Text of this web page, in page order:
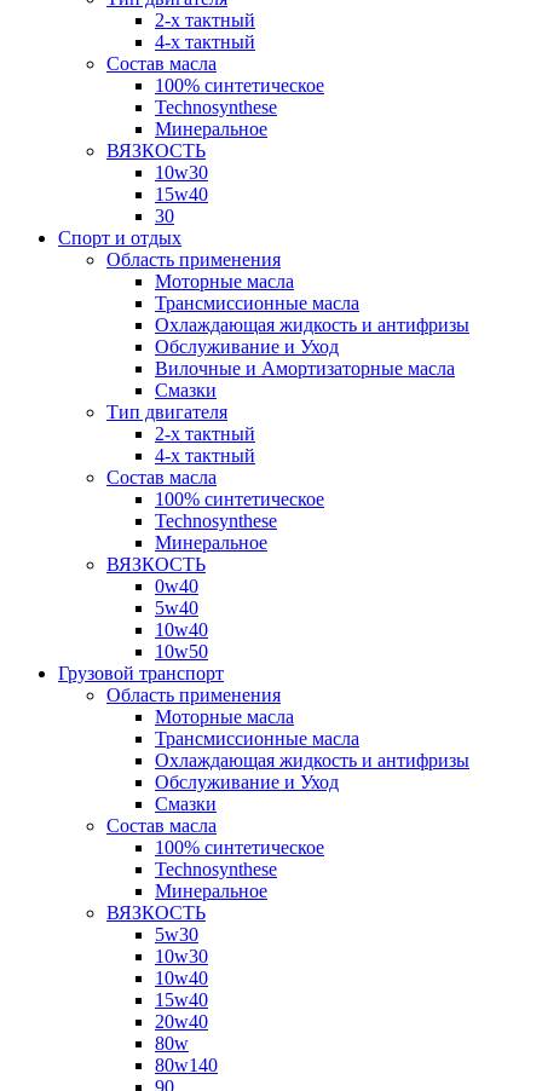
2-х тактный
4-х тактный
Состав масла
100% синтетическое
Technosynthese
Минеральное
ВЯЗКОСТЬ
10w30
15w40
30
Спорт и отдых
Область применения
Моторные масла
Трансмиссионные масла
Охлаждающая жидкость и антифризы
Обслуживание и Уход
Вилочные и Амортизаторные масла
Смазки
Тип двигателя
2-х тактный
4-х тактный
Состав масла
100% синтетическое
Technosynthese
Минеральное
ВЯЗКОСТЬ
0w40
5w40
10w40
10w50
Грузовой транспорт
Область применения
Моторные масла
Трансмиссионные масла
Охлаждающая жидкость и антифризы
Обслуживание и Уход
Смазки
Состав масла
100% синтетическое
Technosynthese
Минеральное
ВЯЗКОСТЬ
5w30
10w30
10w40
15w40
20w40
80w
80w140
90